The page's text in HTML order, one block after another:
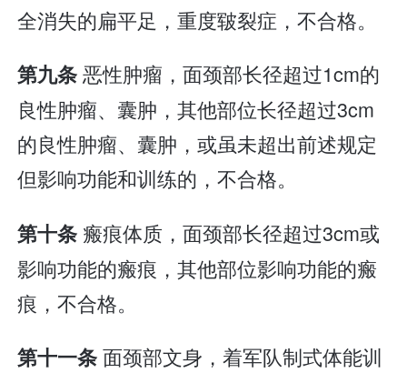
全消失的扁平足，重度皲裂症，不合格。
第九条恶性肿瘤，面颈部长径超过1cm的
良性肿瘤、囊肿，其他部位长径超过3cm
的良性肿瘤、囊肿，或虽未超出前述规定
但影响功能和训练的，不合格。
第十条 瘢痕体质，面颈部长径超过3cm或
影响功能的瘢痕，其他部位影响功能的瘢
痕，不合格。
第十一条面颈部文身，着军队制式体能训